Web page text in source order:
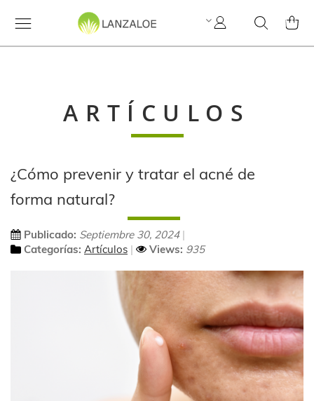
Search
Mi
cuenta
MI
ARTÍCULOS
¿Cómo prevenir y tratar el acné de
forma natural?
Publicado: Septiembre 30, 2024
Categorías: Artículos Views: 935